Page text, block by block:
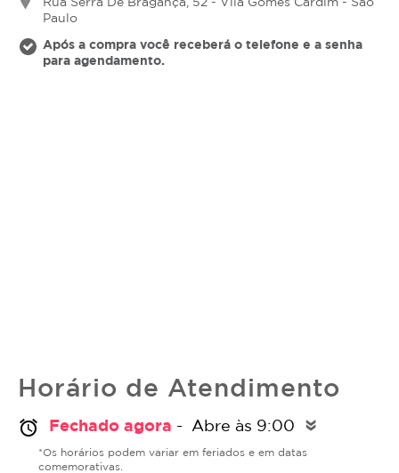
Paulo
Após a compra você receberá o telefone e a senha
para agendamento.
Horário de Atendimento
alarm Fechado agora - Abre às 9:00 double_arrow
*Os horários podem variar em feriados e em datas
comemorativas.